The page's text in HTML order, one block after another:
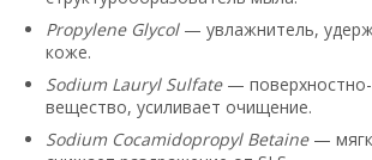
Propylene Glycol— увлажнитель,
коже.
Sodium Lauryl Sulfate— поверхностно-
вещество, усиливает очищение.
Sodium Cocamidopropyl Betaine—